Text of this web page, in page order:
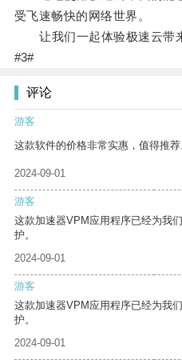
受飞速畅快的网络世界。
让我们一起体验极速云带来
#3#
评论
游客
这款软件的价格非常实惠，值得推荐
2024-09-01
游客
这款加速器VPM应用程序已经为我
护。
2024-09-01
游客
这款加速器VPM应用程序已经为我
护。
2024-09-01